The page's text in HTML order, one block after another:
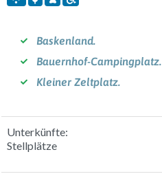
Baskenland.
Bauernhof-Campingplatz.
Kleiner Zeltplatz.
Unterkünfte:
Stellplätze